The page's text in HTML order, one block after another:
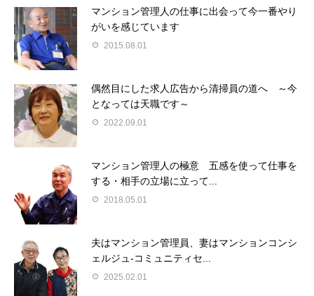
マンション管理人の仕事に出会って今一番やり
がいを感じています
2015.08.01
偶然目にした求人広告から清掃員の道へ ～今
となっては天職です～
2022.09.01
マンション管理人の極意 五感を使って仕事を
する・相手の立場に立って...
2018.05.01
夫はマンション管理員、妻はマンションコンシ
ェルジュ-コミュニティセ...
2025.02.01